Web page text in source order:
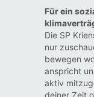
Für ein
Die SP
nur
bewegen
anspricht
aktiv
deiner Zeit